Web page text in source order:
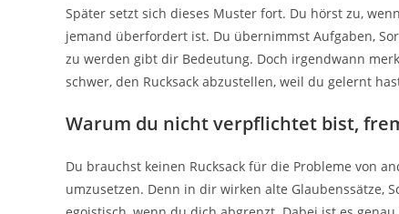
Später setzt sich dieses Muster fort. Du hörst zu,
jemand überfordert ist. Du übernimmst Aufgaben,
zu werden gibt dir Bedeutung. Doch irgendwann
schwer, den Rucksack abzustellen, weil du gelernt
Warum du nicht verpflichtet bist,
Du brauchst keinen Rucksack für die Probleme von
umzusetzen. Denn in dir wirken alte Glaubenssätze,